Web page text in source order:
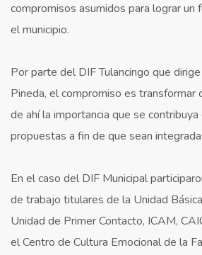
compromisos asumidos para lograr un
el municipio.
Por parte del DIF Tulancingo que
Pineda, el compromiso es transformar
de ahí la importancia que se
propuestas a fin de que sean
En el caso del DIF Municipal
de trabajo titulares de la Unidad
Unidad de Primer Contacto, ICAM,
el Centro de Cultura Emocional de la